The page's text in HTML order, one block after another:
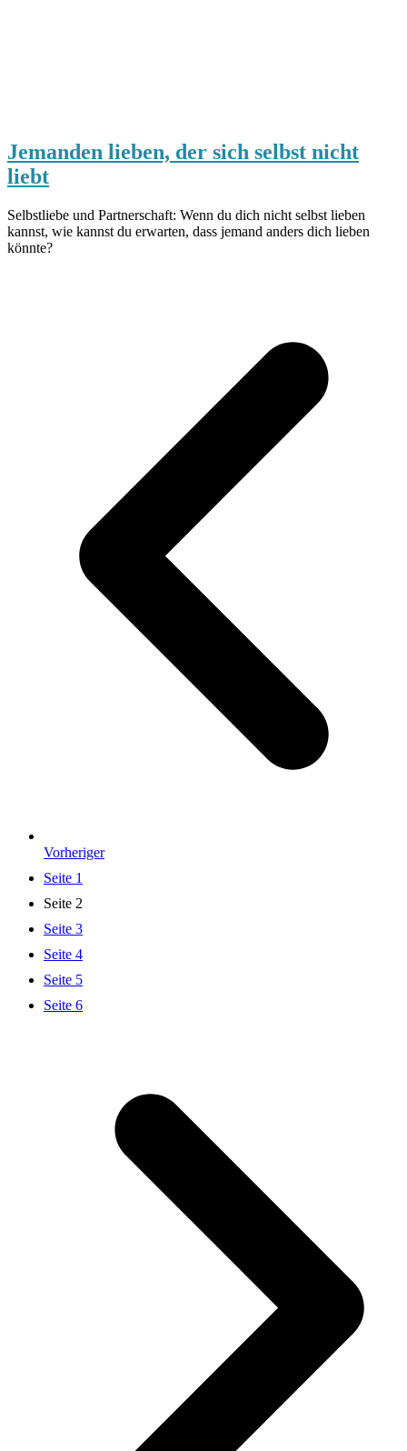
Jemanden lieben, der sich selbst nicht
liebt
Selbstliebe und Partnerschaft: Wenn du dich nicht selbst lieben
kannst, wie kannst du erwarten, dass jemand anders dich lieben
könnte?
Vorheriger
Seite 1
Seite 2
Seite 3
Seite 4
Seite 5
Seite 6